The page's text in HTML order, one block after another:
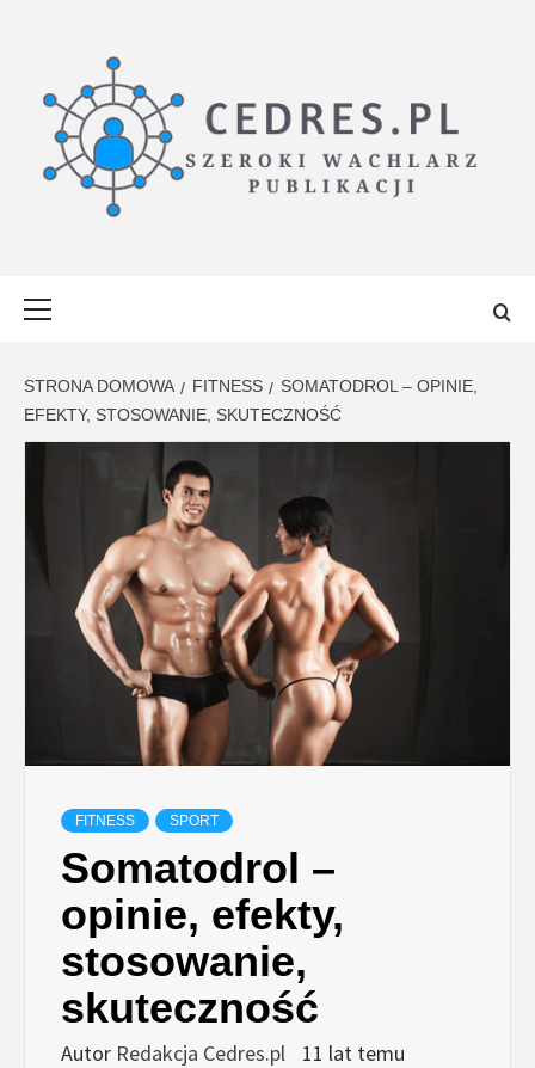
STRONA DOMOWA FITNESS
SOMATODROL – OPINIE,
EFEKTY, STOSOWANIE, SKUTECZNOŚĆ
FITNESS SPORT
Somatodrol –
opinie, efekty,
stosowanie,
skuteczność
Autor Redakcja Cedres.pl 11 lat temu